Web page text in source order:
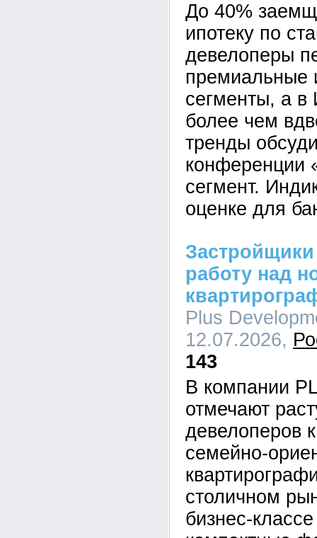
До 40%
ипотеку по
девелоперы
премиальные
сегменты, а
более чем
тренды
конференции
сегмент.
оценке для
работу над
Plus
12.07.2026,
143
В компании
отмечают
девелоперов
семейно-
столичном
бизнес-